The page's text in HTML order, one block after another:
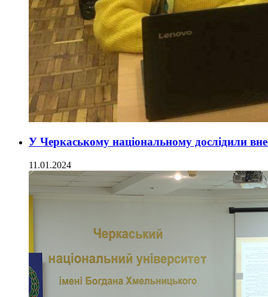
У Черкаському національному дослідили
11.01.2024